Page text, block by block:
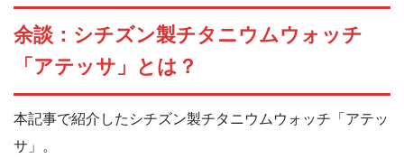
余談：シチズン製チタニウムウォッチ
「アテッサ」とは？
本記事で紹介したシチズン製チタニウムウォッチ「アテッ
サ」。